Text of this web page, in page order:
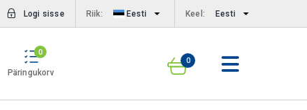
Logi sisse Riik: Eesti Keel: Eesti
0
Päringukorv
0